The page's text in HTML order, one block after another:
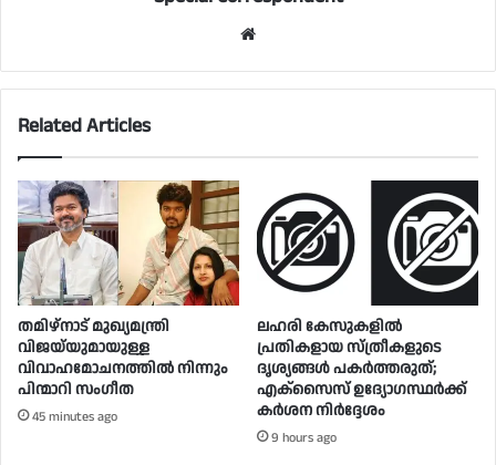
Related Articles
തമിഴ്നാട് മുഖ്യമന്ത്രി
വിജയ്‌യുമായുള്ള
വിവാഹമോചനത്തിൽ നിന്നും
പിന്മാറി സം​ഗീത
45 minutes ago
ലഹരി കേസുകളിൽ
പ്രതികളായ സ്ത്രീകളുടെ
ദൃശ്യങ്ങൾ പകർത്തരുത്;
എക്‌സൈസ് ഉദ്യോഗസ്ഥർക്ക്
കർശന നിർദ്ദേശം
9 hours ago